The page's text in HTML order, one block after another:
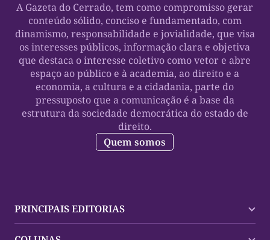
A Gazeta do Cerrado, tem como compromisso gerar
conteúdo sólido, conciso e fundamentado, com
dinamismo, responsabilidade e jovialidade, que visa
os interesses públicos, informação clara e objetiva
que destaca o interesse coletivo como vetor e abre
espaço ao público e à academia, ao direito e a
economia, a cultura e a cidadania, parte do
pressuposto que a comunicação é a base da
estrutura da sociedade democrática do estado de
direito.
Quem somos
PRINCIPAIS EDITORIAS